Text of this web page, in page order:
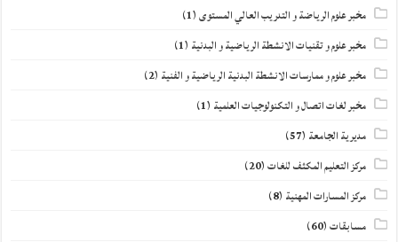
مخبر علوم الرياضة و التدريب العالي المستوى(1)
مخبر علوم و تقنيات الانشطة الرياضية و البدنية (1)
مخبر علوم و ممارسات الانشطة البدنية الرياضية و الفنية (2)
مخبر لغات اتصال و التكنولوجيات العلمية (1)
مديرية الجامعة (57)
مركز التعليم المكثف للغات(20)
مركز المسارات المهنية (8)
مسابقات(60)